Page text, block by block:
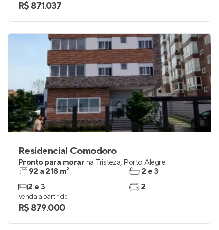
R$ 871.037
Residencial Comodoro
Pronto para morar na Tristeza, Porto Alegre
92 a 218 m²
2 e 3
2 e 3
2
Venda a partir de
R$ 879.000